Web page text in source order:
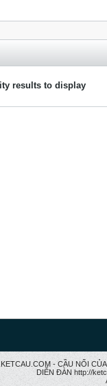
results to display
- CẦU NỐI
DIỄN ĐÀN http://